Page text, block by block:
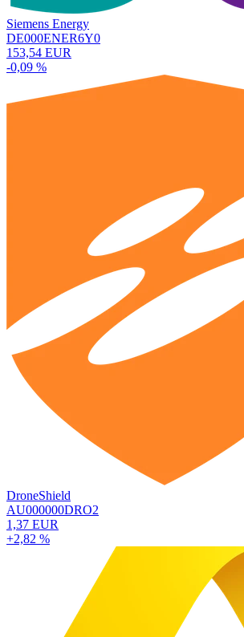
Siemens Energy
DE000ENER6Y0
153,54 EUR
-0,09 %
DroneShield
AU000000DRO2
1,37 EUR
+2,82 %